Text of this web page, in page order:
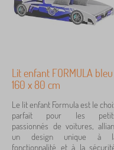
Lit enfant FORMULA bleu
160 x 80 cm
Le lit enfant Formula est le
parfait pour les
passionnés de voitures,
un design unique à
fonctionnalité et à la